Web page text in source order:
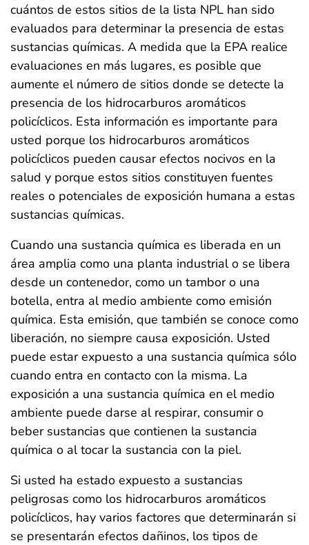
cuántos de estos sitios de la lista NPL han sido
evaluados para determinar la presencia de estas
sustancias químicas. A medida que la EPA realice
evaluaciones en más lugares, es posible que
aumente el número de sitios donde se detecte la
presencia de los hidrocarburos aromáticos
policíclicos. Esta información es importante para
usted porque los hidrocarburos aromáticos
policíclicos pueden causar efectos nocivos en la
salud y porque estos sitios constituyen fuentes
reales o potenciales de exposición humana a estas
sustancias químicas.
Cuando una sustancia química es liberada en un
área amplia como una planta industrial o se libera
desde un contenedor, como un tambor o una
botella, entra al medio ambiente como emisión
química. Esta emisión, que también se conoce como
liberación, no siempre causa exposición. Usted
puede estar expuesto a una sustancia química sólo
cuando entra en contacto con la misma. La
exposición a una sustancia química en el medio
ambiente puede darse al respirar, consumir o
beber sustancias que contienen la sustancia
química o al tocar la sustancia con la piel.
Si usted ha estado expuesto a sustancias
peligrosas como los hidrocarburos aromáticos
policíclicos, hay varios factores que determinarán si
se presentarán efectos dañinos, los tipos de